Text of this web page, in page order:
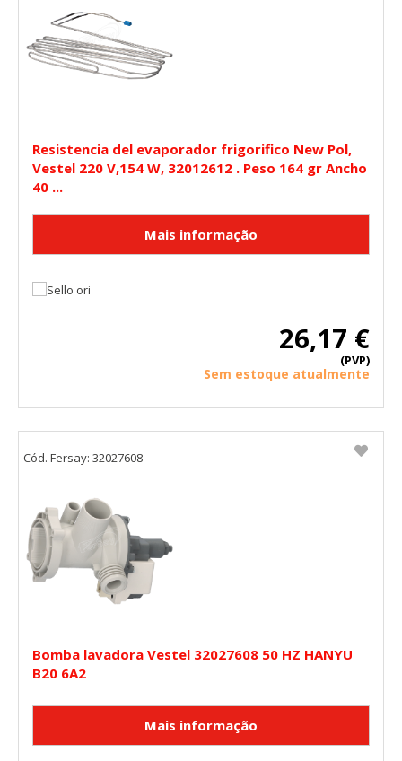
Resistencia del evaporador frigorifico New Pol,
Vestel 220 V,154 W, 32012612 . Peso 164 gr Ancho
40 ...
26,17 €
(PVP)
Sem estoque atualmente
Bomba lavadora Vestel 32027608 50 HZ HANYU
B20 6A2
Cód. Fersay: 32027608